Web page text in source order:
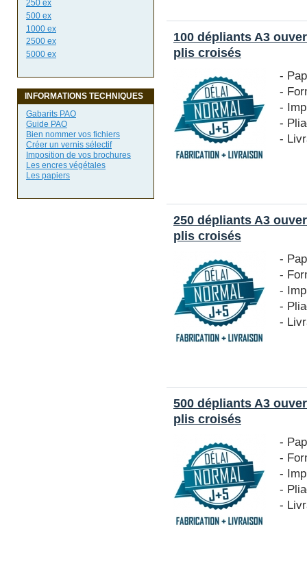
250 ex
500 ex
1000 ex
2500 ex
5000 ex
INFORMATIONS TECHNIQUES
Gabarits PAO
Guide PAO
Bien nommer vos fichiers
Créer un vernis sélectif
Imposition de vos brochures
Les encres végétales
Les papiers
100 dépliants A3
plis croisés
-
-
-
-
-
250 dépliants A3
plis croisés
-
-
-
-
-
500 dépliants A3
plis croisés
-
-
-
-
-